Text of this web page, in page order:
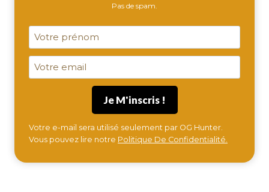
Pas de spam.
Votre e-mail sera utilisé seulement par OG Hunter.
Vous pouvez lire notre Politique De Confidentialité.